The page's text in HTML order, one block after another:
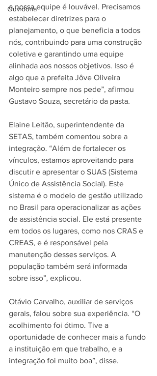
Ouvidoria
a nossa equipe é louvável. Precisamos
estabelecer diretrizes para o
planejamento, o que beneficia a todos
nós, contribuindo para uma construção
coletiva e garantindo uma equipe
alinhada aos nossos objetivos. Isso é
algo que a prefeita Jôve Oliveira
Monteiro sempre nos pede”, afirmou
Gustavo Souza, secretário da pasta.
Elaine Leitão, superintendente da
SETAS, também comentou sobre a
integração. “Além de fortalecer os
vínculos, estamos aproveitando para
discutir e apresentar o SUAS (Sistema
Único de Assistência Social). Este
sistema é o modelo de gestão utilizado
no Brasil para operacionalizar as ações
de assistência social. Ele está presente
em todos os lugares, como nos CRAS e
CREAS, e é responsável pela
manutenção desses serviços. A
população também será informada
sobre isso”, explicou.
Otávio Carvalho, auxiliar de serviços
gerais, falou sobre sua experiência. “O
acolhimento foi ótimo. Tive a
oportunidade de conhecer mais a fundo
a instituição em que trabalho, e a
integração foi muito boa”, disse.